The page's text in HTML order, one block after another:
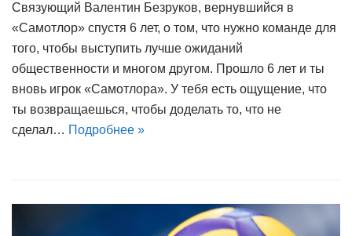
Связующий Валентин Безруков, вернувшийся в
«Самотлор» спустя 6 лет, о том, что нужно команде для
того, чтобы выступить лучше ожиданий
общественности и многом другом. Прошло 6 лет и ты
вновь игрок «Самотлора». У тебя есть ощущение, что
ты возвращаешься, чтобы доделать то, что не
сделал… Подробнее »